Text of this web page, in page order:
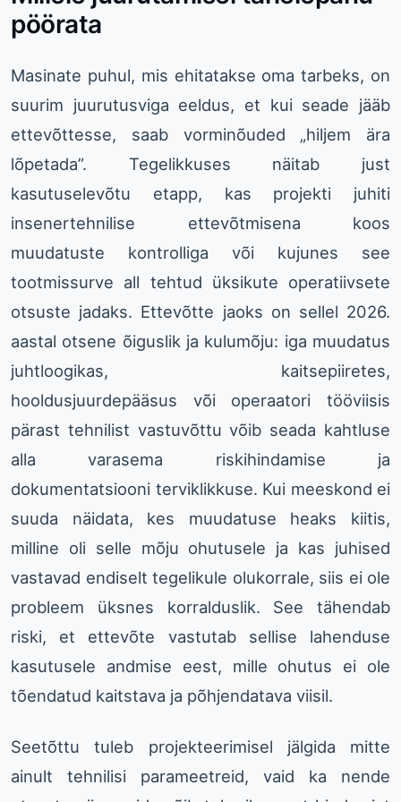
pöörata
Masinate puhul, mis ehitatakse oma tarbeks, on
suurim juurutusviga eeldus, et kui seade jääb
ettevõttesse, saab vorminõuded „hiljem ära
lõpetada”. Tegelikkuses näitab just
kasutuselevõtu etapp, kas projekti juhiti
insenertehnilise ettevõtmisena koos
muudatuste kontrolliga või kujunes see
tootmissurve all tehtud üksikute operatiivsete
otsuste jadaks. Ettevõtte jaoks on sellel 2026.
aastal otsene õiguslik ja kulumõju: iga muudatus
juhtloogikas, kaitsepiiretes,
hooldusjuurdepääsus või operaatori tööviisis
pärast tehnilist vastuvõttu võib seada kahtluse
alla varasema riskihindamise ja
dokumentatsiooni terviklikkuse. Kui meeskond ei
suuda näidata, kes muudatuse heaks kiitis,
milline oli selle mõju ohutusele ja kas juhised
vastavad endiselt tegelikule olukorrale, siis ei ole
probleem üksnes korralduslik. See tähendab
riski, et ettevõte vastutab sellise lahenduse
kasutusele andmise eest, mille ohutus ei ole
tõendatud kaitstava ja põhjendatava viisil.
Seetõttu tuleb projekteerimisel jälgida mitte
ainult tehnilisi parameetreid, vaid ka nende